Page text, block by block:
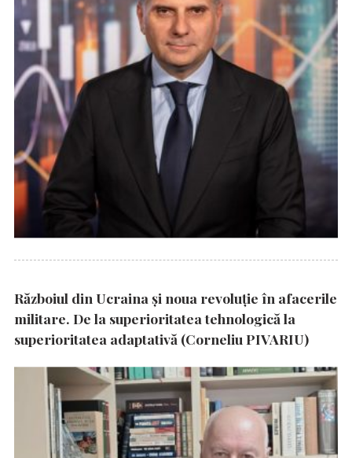
Războiul din Ucraina și noua revoluție în afacerile
militare. De la superioritatea tehnologică la
superioritatea adaptativă (Corneliu PIVARIU)